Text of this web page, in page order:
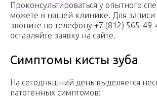
Проконсультироваться у опытного
можете в нашей клинике. Для
звоните по телефону +7 (812) 565-
оставляйте заявку на сайте.
Симптомы кисты зуба
На сегодняшний день выделяется
патогенных симптомов: